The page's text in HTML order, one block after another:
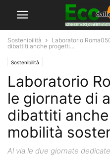
Sostenibilità
Laboratorio
dibattiti anche progetti...
Sostenibilità
Laboratorio
le giornate di
dibattiti
mobilità
Al via le due giornate